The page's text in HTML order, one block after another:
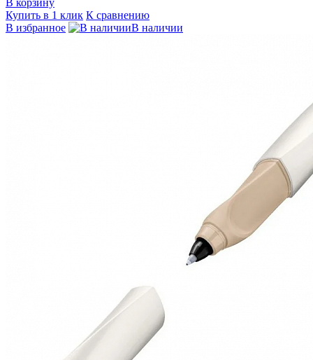
В корзину
Купить в 1 клик К сравнению
В избранное
В наличии